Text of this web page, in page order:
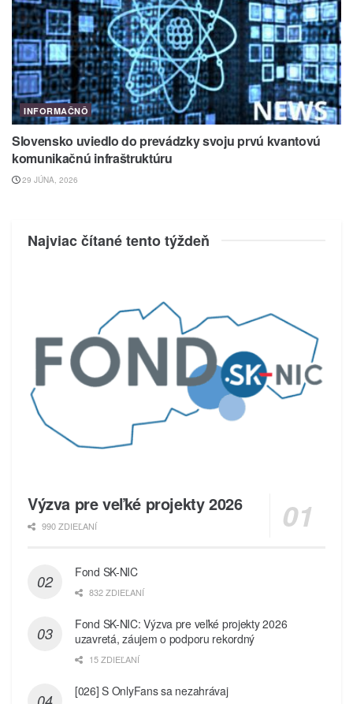
INFORMAČNÔ
Slovensko uviedlo do prevádzky svoju prvú kvantovú
komunikačnú infraštruktúru
29 JÚNA, 2026
Najviac čítané tento týždeň
Výzva pre veľké projekty 2026
990 ZDIEĽANÍ
Fond SK-NIC
832 ZDIEĽANÍ
Fond SK-NIC: Výzva pre veľké projekty 2026
uzavretá, záujem o podporu rekordný
15 ZDIEĽANÍ
[026] S OnlyFans sa nezahrávaj